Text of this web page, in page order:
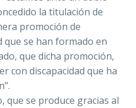
la titulación de
promoción de
que se han formado en
que dicha promoción,
con discapacidad que ha
que se produce gracias al